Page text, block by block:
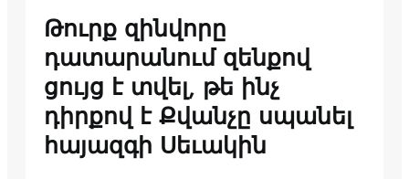
Թուրք զինվորը
դատարանում զենքով
ցույց է տվել, թե ինչ
դիրքով է Քվանչը սպանել
հայազգի Սեւակին